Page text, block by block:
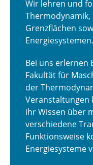
Stellenangebote
EU-Förderung
Kontakt
Wir lehren und
Grenzflächen
Energiesystemen.
Bei uns erlernen
Fakultät für
der
Veranstaltungen
ihr Wissen über
verschiedene
Funktionsweise
Energiesysteme